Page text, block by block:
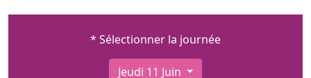
* Sélectionner la journée
Jeudi 11 Juin